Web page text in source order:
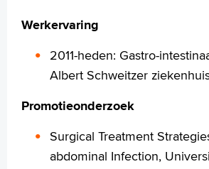
Werkervaring
2011-heden: Gastro-
Albert Schweitzer
Promotieonderzoek
Surgical Treatment
abdominal Infection,